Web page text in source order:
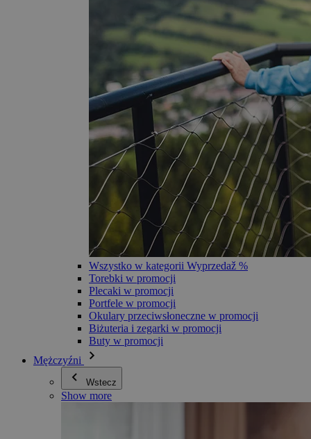
Wszystko w kategorii Wyprzedaž %
Torebki w promocji
Plecaki w promocji
Portfele w promocji
Okulary przeciwsłoneczne w promocji
Biżuteria i zegarki w promocji
Buty w promocji
Mężczyźni
Wstecz
Show more